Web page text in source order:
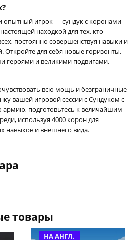
опытный игрок — сундук с коронами
находкой для тех, кто
постоянно совершенствуя навыки и
Откройте для себя новые горизонты,
героями и великими подвигами.
всю мощь и безграничные
вашей игровой сессии с Сундуком с
армию, подготовьтесь к величайшим
используя 4000 корон для
навыков и внешнего вида.
товары
НА АНГЛ.